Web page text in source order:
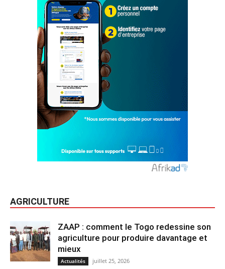
AGRICULTURE
ZAAP : comment le Togo redessine son
agriculture pour produire davantage et
mieux
Actualités juillet 25, 2026